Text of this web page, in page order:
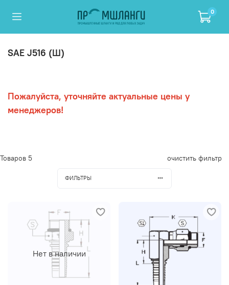
0
SAE J516 (Ш)
Пожалуйста, уточняйте актуальные цены у
менеджеров!
Товаров 5 очистить фильтр
ФИЛЬТРЫ
Нет в наличии